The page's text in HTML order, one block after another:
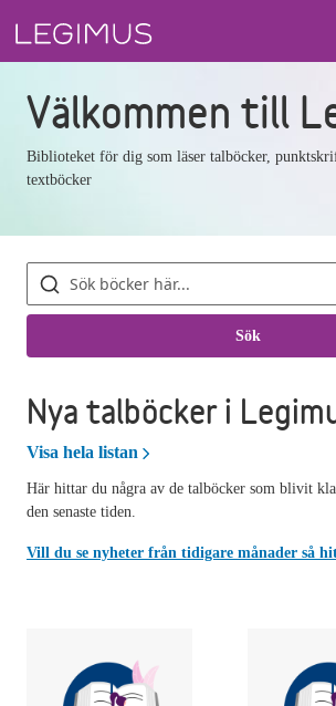
Välkommen till
Biblioteket för dig som läser talböcker,
textböcker
Sök
böcker
Sök
Nya talböcker i
Visa hela listan Nya talböcker i Legimus
Här hittar du några av de talböcker som blivit
den senaste tiden.
Vill du se nyheter från tidigare månader så